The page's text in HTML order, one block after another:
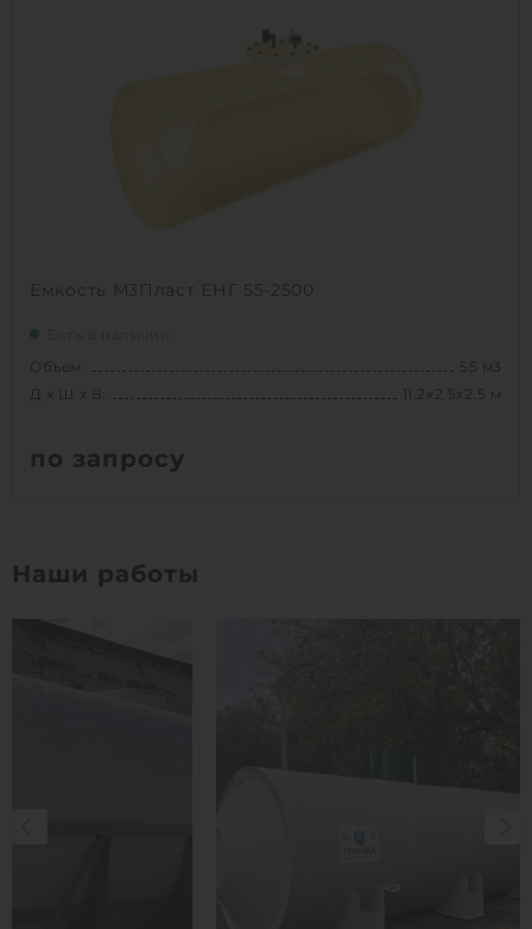
Емкость М3Пласт ЕНГ 55-2500
Есть в наличии
Объем:
55 м3
Д х Ш х В:
11.2х2.5х2.5 м
Объем:
1
по запросу
Наши работы